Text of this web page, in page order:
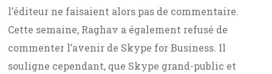
l’éditeur ne faisaient alors pas de commentaire.
Cette semaine, Raghav a également refusé de
commenter l’avenir de Skype for Business. Il
souligne cependant, que Skype grand-public et